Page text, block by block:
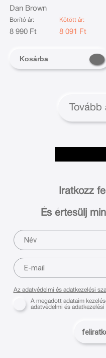
Dan Brown
Borító ár:
8 990 Ft
Kötött ár:
8 091 Ft
Kosárba
Iratkozz
És értesülj
Az adatvédelmi és adatkezelési
A megadott adataim